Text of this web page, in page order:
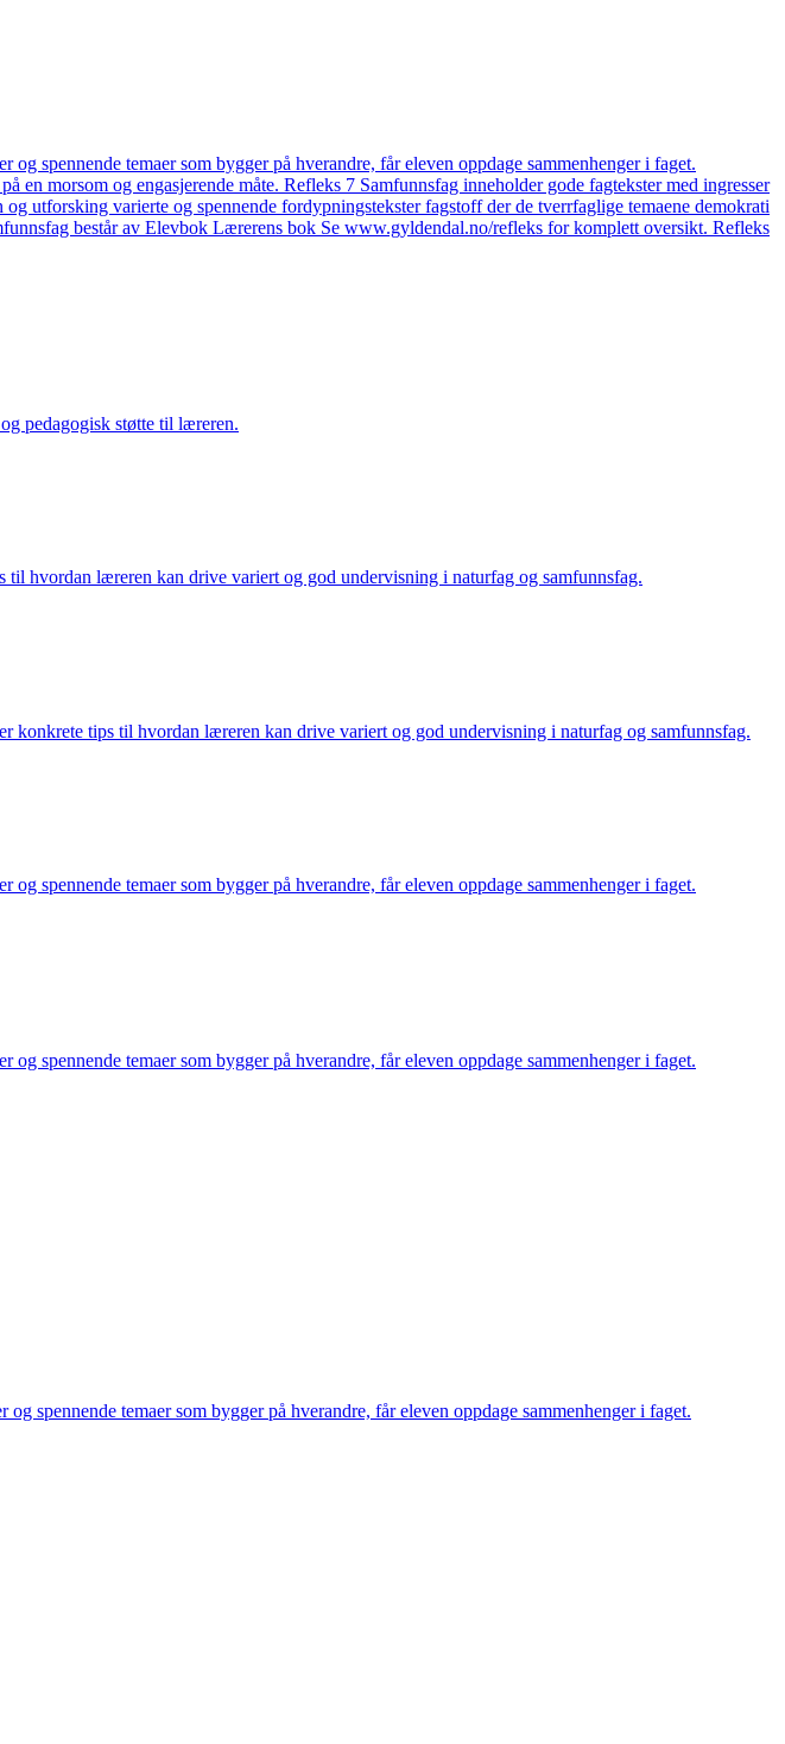
spennende temaer som bygger på hverandre, får eleven oppdage sammenhenger i faget.
morsom og engasjerende måte. Refleks 7 Samfunnsfag inneholder gode fagtekster med ingresser
utforsking varierte og spennende fordypningstekster fagstoff der de tverrfaglige temaene demokrati
består av Elevbok Lærerens bok Se www.gyldendal.no/refleks for komplett oversikt. Refleks
pedagogisk støtte til læreren.
hvordan læreren kan drive variert og god undervisning i naturfag og samfunnsfag.
tips til hvordan læreren kan drive variert og god undervisning i naturfag og samfunnsfag.
spennende temaer som bygger på hverandre, får eleven oppdage sammenhenger i faget.
spennende temaer som bygger på hverandre, får eleven oppdage sammenhenger i faget.
spennende temaer som bygger på hverandre, får eleven oppdage sammenhenger i faget.